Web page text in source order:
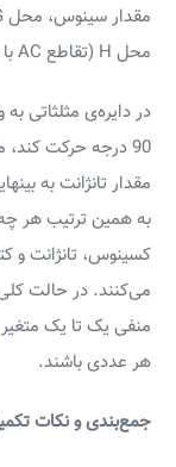
محل H (تقاطع AC با محور کتانژانت) هستند.
90 درجه حرکت کند،
مقدار تانژانت به
به همین ترتیب هر چه
کسینوس، تانژانت و
می‌کنند. در حالت
منفی یک تا یک متغیر
هر عددی باشند.
جمع‌بندی و نکات